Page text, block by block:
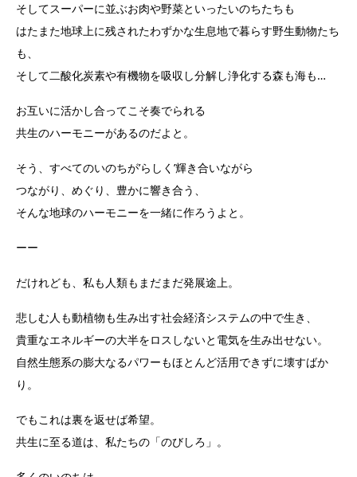
そしてスーパーに並ぶお肉や野菜といったいのちたちも
はたまた地球上に残されたわずかな生息地で暮らす野生動物たち
も、
そして二酸化炭素や有機物を吸収し分解し浄化する森も海も…
お互いに活かし合ってこそ奏でられる
共生のハーモニーがあるのだよと。
そう、すべてのいのちが’らしく’輝き合いながら
つながり、めぐり、豊かに響き合う、
そんな地球のハーモニーを一緒に作ろうよと。
ーー
だけれども、私も人類もまだまだ発展途上。
悲しむ人も動植物も生み出す社会経済システムの中で生き、
貴重なエネルギーの大半をロスしないと電気を生み出せない。
自然生態系の膨大なるパワーもほとんど活用できずに壊すばか
り。
でもこれは裏を返せば希望。
共生に至る道は、私たちの「のびしろ」。